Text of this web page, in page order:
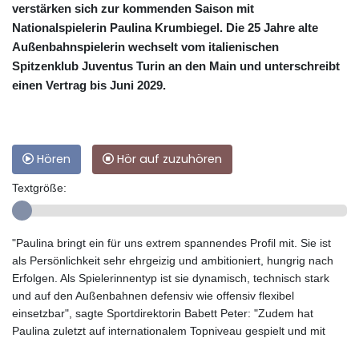
verstärken sich zur kommenden Saison mit
Nationalspielerin Paulina Krumbiegel. Die 25 Jahre alte
Außenbahnspielerin wechselt vom italienischen
Spitzenklub Juventus Turin an den Main und unterschreibt
einen Vertrag bis Juni 2029.
Hören Hör auf zuzuhören
Textgröße:
"Paulina bringt ein für uns extrem spannendes Profil mit. Sie ist
als Persönlichkeit sehr ehrgeizig und ambitioniert, hungrig nach
Erfolgen. Als Spielerinnentyp ist sie dynamisch, technisch stark
und auf den Außenbahnen defensiv wie offensiv flexibel
einsetzbar", sagte Sportdirektorin Babett Peter: "Zudem hat
Paulina zuletzt auf internationalem Topniveau gespielt und mit